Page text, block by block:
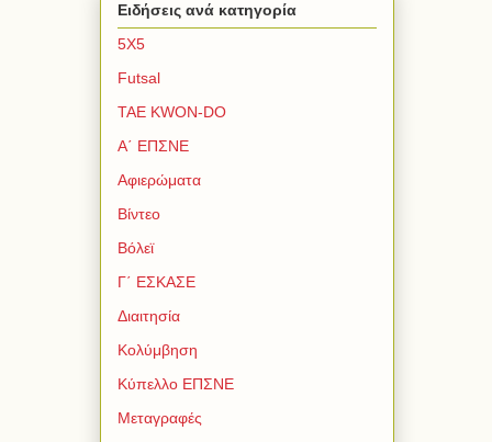
Ειδήσεις ανά κατηγορία
5Χ5
Futsal
TAE KWON-DO
Α΄ ΕΠΣΝΕ
Αφιερώματα
Βίντεο
Βόλεϊ
Γ΄ ΕΣΚΑΣΕ
Διαιτησία
Κολύμβηση
Κύπελλο ΕΠΣΝΕ
Μεταγραφές